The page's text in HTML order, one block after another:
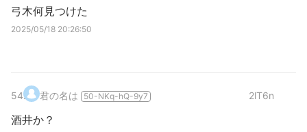
弓木何見つけた
2025/05/18 20:26:50
54. 君の名は 50-NKq-hQ-9y7 2lT6n
酒井か？